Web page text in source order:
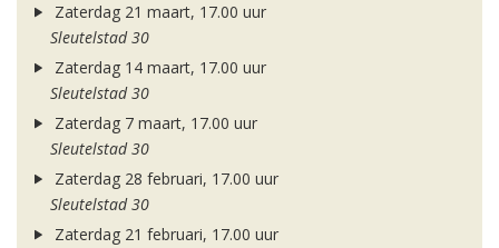
Zaterdag 21 maart, 17.00 uur
Sleutelstad 30
Zaterdag 14 maart, 17.00 uur
Sleutelstad 30
Zaterdag 7 maart, 17.00 uur
Sleutelstad 30
Zaterdag 28 februari, 17.00 uur
Sleutelstad 30
Zaterdag 21 februari, 17.00 uur